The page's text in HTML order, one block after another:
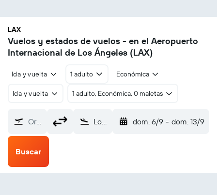
LAX
Vuelos y estados de vuelos - en el Aeropuerto
Internacional de Los Ángeles (LAX)
Ida y vuelta 1 adulto Económica
Ida y vuelta 1 adulto, Económica, 0 maletas
Origen Los Ángeles Internacional de Los Ángeles (LAX) dom. 6/9 - dom. 13/9
Buscar